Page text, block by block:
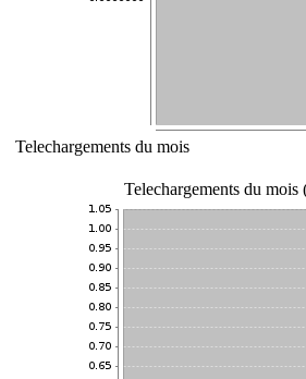
Telechargements du mois
Telechargements du mois